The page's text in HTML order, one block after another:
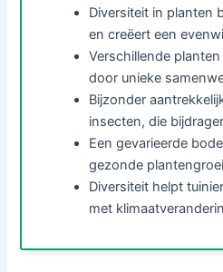
Diversiteit in planten
en creëert een
Verschillende
door unieke
Bijzonder
insecten, die
Een gevarieerde
gezonde
Diversiteit helpt
met